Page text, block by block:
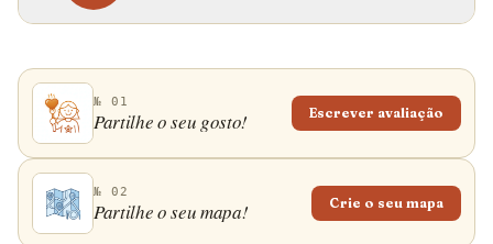
№ 01
Partilhe o seu gosto! Escrever avaliação
№ 02
Partilhe o seu mapa! Crie o seu mapa